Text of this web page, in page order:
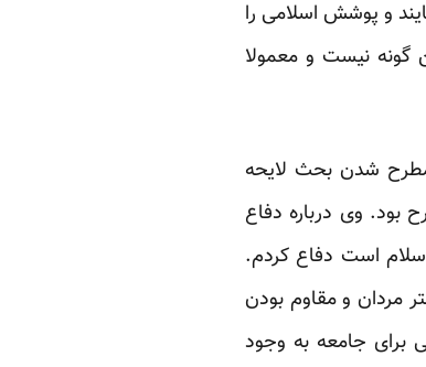
و پوشش اسلامی را
گونه نیست و معمولا
مطرح شدن بحث لایحه
بود. وی درباره دفاع
است دفاع کردم.
مردان و مقاوم بودن
برای جامعه به وجود